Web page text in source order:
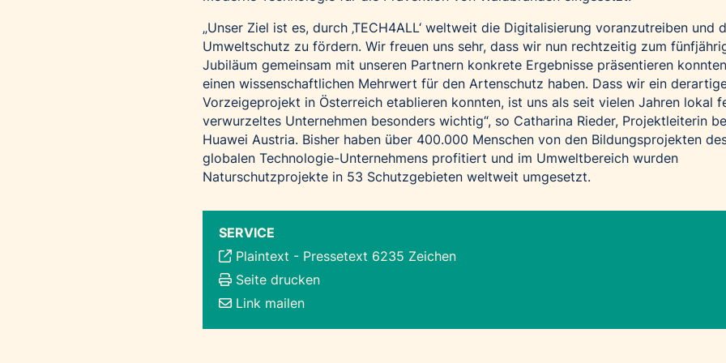
„Unser Ziel ist es, durch ‚TECH4ALL‘ weltweit die Digitalisierung voranzutreiben und
Umweltschutz zu fördern. Wir freuen uns sehr, dass wir nun rechtzeitig zum
Jubiläum gemeinsam mit unseren Partnern konkrete Ergebnisse präsentieren
einen wissenschaftlichen Mehrwert für den Artenschutz haben. Dass wir ein
Vorzeigeprojekt in Österreich etablieren konnten, ist uns als seit vielen Jahren lokal
verwurzeltes Unternehmen besonders wichtig“, so Catharina Rieder, Projektleiterin
Huawei Austria. Bisher haben über 400.000 Menschen von den Bildungsprojekten
globalen Technologie-Unternehmens profitiert und im Umweltbereich wurden
Naturschutzprojekte in 53 Schutzgebieten weltweit umgesetzt.
SERVICE
Plaintext - Pressetext 6235 Zeichen
Seite drucken
Link mailen